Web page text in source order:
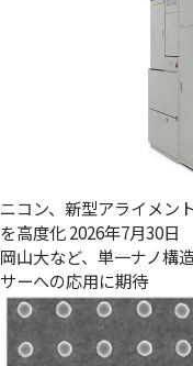
ニコン、新型アライメ
を高度化2026年7月30日
岡山大など、単一ナノ
サーへの応用に期待